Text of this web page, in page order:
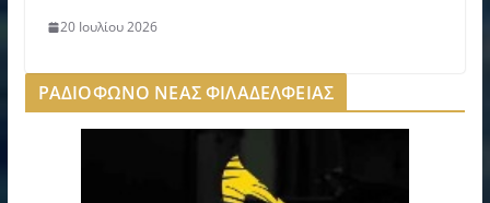
20 Ιουλίου 2026
ΡΑΔΙΟΦΩΝΟ ΝΕΑΣ ΦΙΛΑΔΕΛΦΕΙΑΣ